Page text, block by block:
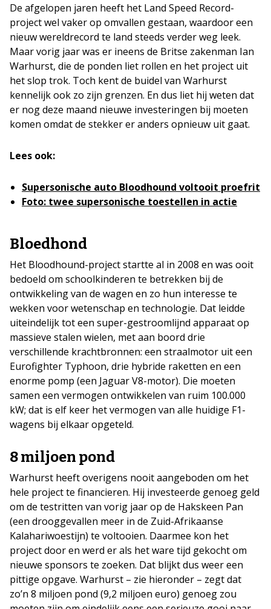
De afgelopen jaren heeft het Land Speed Record-
project wel vaker op omvallen gestaan, waardoor een
nieuw wereldrecord te land steeds verder weg leek.
Maar vorig jaar was er ineens de Britse zakenman Ian
Warhurst, die de ponden liet rollen en het project uit
het slop trok. Toch kent de buidel van Warhurst
kennelijk ook zo zijn grenzen. En dus liet hij weten dat
er nog deze maand nieuwe investeringen bij moeten
komen omdat de stekker er anders opnieuw uit gaat.
Lees ook:
Supersonische auto Bloodhound voltooit proefrit
Foto: twee supersonische toestellen in actie
Bloedhond
Het Bloodhound-project startte al in 2008 en was ooit
bedoeld om schoolkinderen te betrekken bij de
ontwikkeling van de wagen en zo hun interesse te
wekken voor wetenschap en technologie. Dat leidde
uiteindelijk tot een super-gestroomlijnd apparaat op
massieve stalen wielen, met aan boord drie
verschillende krachtbronnen: een straalmotor uit een
Eurofighter Typhoon, drie hybride raketten en een
enorme pomp (een Jaguar V8-motor). Die moeten
samen een vermogen ontwikkelen van ruim 100.000
kW; dat is elf keer het vermogen van alle huidige F1-
wagens bij elkaar opgeteld.
8 miljoen pond
Warhurst heeft overigens nooit aangeboden om het
hele project te financieren. Hij investeerde genoeg geld
om de testritten van vorig jaar op de Hakskeen Pan
(een drooggevallen meer in de Zuid-Afrikaanse
Kalahariwoestijn) te voltooien. Daarmee kon het
project door en werd er als het ware tijd gekocht om
nieuwe sponsors te zoeken. Dat blijkt dus weer een
pittige opgave. Warhurst – zie hieronder – zegt dat
zo’n 8 miljoen pond (9,2 miljoen euro) genoeg zou